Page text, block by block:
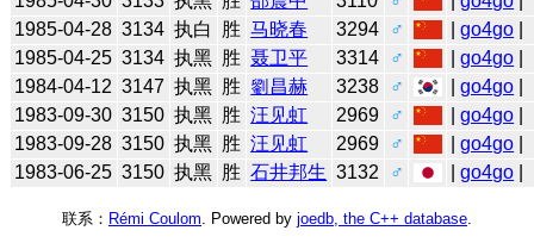
1985-04-28 3134 执白 胜 马晓春 3294 ♂ |go4go
1985-04-25 3134 执黑 胜 聂卫平 3314 ♂ |go4go
1984-04-12 3147 执黑 胜 劉昌赫 3238 ♂ |go4go
1983-09-30 3150 执黑 胜 汪见虹 2969 ♂ |go4go
1983-09-28 3150 执黑 胜 汪见虹 2969 ♂ |go4go
1983-06-25 3150 执黑 胜 石井邦生 3132 ♂ |go4go
联系： Rémi Coulom . Powered by joedb, the C++ database